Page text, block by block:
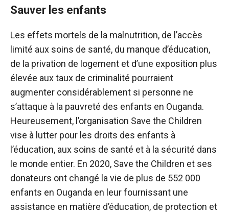
Sauver les enfants
Les effets mortels de la malnutrition, de l’accès
limité aux soins de santé, du manque d’éducation,
de la privation de logement et d’une exposition plus
élevée aux taux de criminalité pourraient
augmenter considérablement si personne ne
s’attaque à la pauvreté des enfants en Ouganda.
Heureusement, l’organisation Save the Children
vise à lutter pour les droits des enfants à
l’éducation, aux soins de santé et à la sécurité dans
le monde entier. En 2020, Save the Children et ses
donateurs ont changé la vie de plus de 552 000
enfants en Ouganda en leur fournissant une
assistance en matière d’éducation, de protection et